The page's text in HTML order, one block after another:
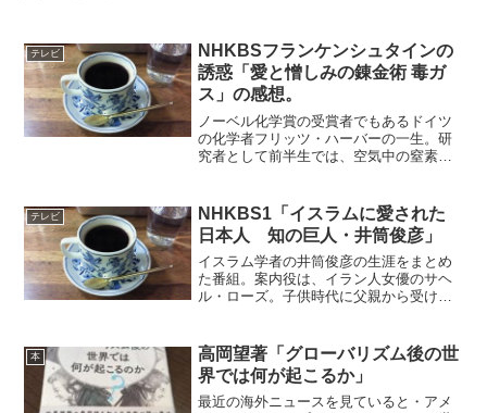
テレビ
NHKBSフランケンシュタインの
誘惑「愛と憎しみの錬金術 毒ガ
ス」の感想。
ノーベル化学賞の受賞者でもあるドイツ
の化学者フリッツ・ハーバーの一生。研
究者として前半生では、空気中の窒素か
ることができるようになり、農産物生産
量の飛躍的な増加につながっ...
テレビ
NHKBS1「イスラムに愛された
日本人 知の巨人・井筒俊彦」
イスラム学者の井筒俊彦の生涯をまとめ
た番組。案内役は、イラン人女優のサヘ
ル・ローズ。子供時代に父親から受けた
ら日本で初めてコーラの翻訳、イランで
の研究生活、イラン革命に...
本
高岡望著「グローバリズム後の世
界では何が起こるか」
最近の海外ニュースを見ていると・アメ